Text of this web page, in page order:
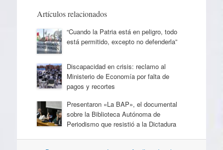
Artículos relacionados
“Cuando la Patria está en peligro, todo
está permitido, excepto no defenderla”
Discapacidad en crisis: reclamo al
Ministerio de Economía por falta de
pagos y recortes
Presentaron «La BAP», el documental
sobre la Biblioteca Autónoma de
Periodismo que resistió a la Dictadura